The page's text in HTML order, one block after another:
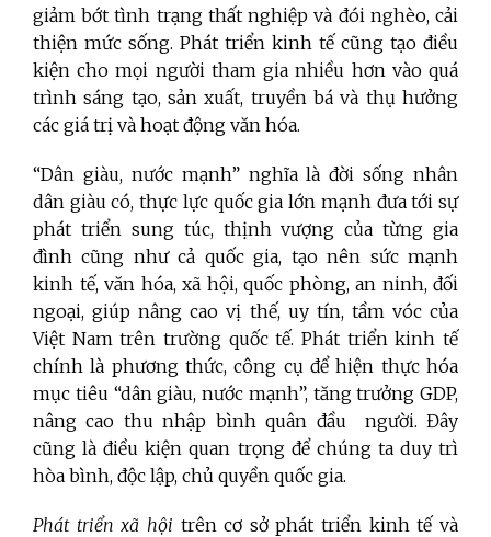
giảm bớt tình trạng thất nghiệp và đói nghèo, cải
thiện mức sống. Phát triển kinh tế cũng tạo điều
kiện chomọi người tham gia nhiều hơn vào quá
trình sáng tạo, sản xuất, truyền bá và thụ hưởng
các giá trị và hoạt động văn hóa.
“Dân giàu, nước mạnh” nghĩa là đời sống nhân
dân giàu có, thực lực quốc gia lớn mạnh đưa tới sự
phát triển sung túc, thịnh vượng của từng gia
đình cũng như cả quốc gia, tạo nên sức mạnh
kinh tế, văn hóa, xã hội, quốc phòng, an ninh, đối
ngoại, giúp nâng cao vị thế, uy tín, tầm vóc của
Việt Nam trên trường quốc tế. Phát triển kinh tế
chính là phương thức, công cụ để hiện thực hóa
mục tiêu “dân giàu, nước mạnh”, tăng trưởng GDP,
nâng cao thu nhập bình quân đầu
người. Đây
cũng là điều kiện quan trọng để chúng ta duy trì
hòa bình, độc lập, chủ quyền quốc gia.
Phát triển xã hội trên cơ sở phát triển kinh tế và